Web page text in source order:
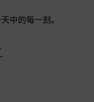
中的每一刻。